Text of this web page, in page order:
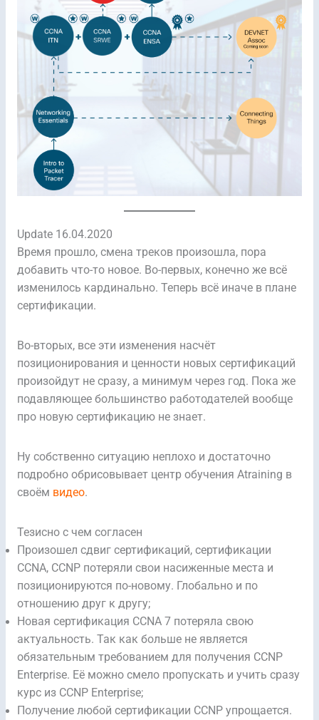
Update 16.04.2020
Время прошло, смена треков произошла, пора
добавить что-то новое. Во-первых, конечно же всё
изменилось кардинально. Теперь всё иначе в плане
сертификации.
Во-вторых, все эти изменения насчёт
позиционирования и ценности новых сертификаций
произойдут не сразу, а минимум через год. Пока же
подавляющее большинство работодателей вообще
про новую сертификацию не знает.
Ну собственно ситуацию неплохо и достаточно
подробно обрисовывает центр обучения Atraining в
своём видео.
Тезисно с чем согласен
Произошел сдвиг сертификаций, сертификации
CCNA, CCNP потеряли свои насиженные места и
позиционируются по-новому. Глобально и по
отношению друг к другу;
Новая сертификация CCNA 7 потеряла свою
актуальность. Так как больше не является
обязательным требованием для получения CCNP
Enterprise. Её можно смело пропускать и учить сразу
курс из CCNP Enterprise;
Получение любой сертификации CCNP упрощается.